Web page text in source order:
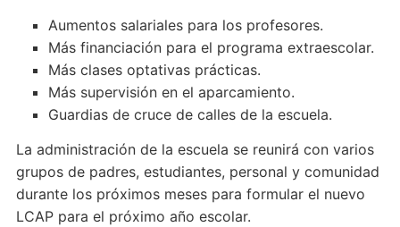
Aumentos salariales para los profesores.
Más financiación para el programa extraescolar.
Más clases optativas prácticas.
Más supervisión en el aparcamiento.
Guardias de cruce de calles de la escuela.
La administración de la escuela se reunirá con varios
grupos de padres, estudiantes, personal y comunidad
durante los próximos meses para formular el nuevo
LCAP para el próximo año escolar.